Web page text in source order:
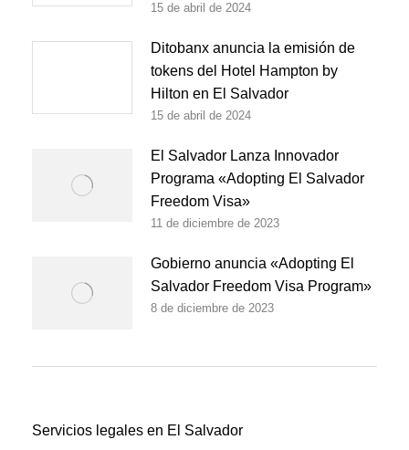
15 de abril de 2024
Ditobanx anuncia la emisión de
tokens del Hotel Hampton by
Hilton en El Salvador
15 de abril de 2024
El Salvador Lanza Innovador
Programa «Adopting El Salvador
Freedom Visa»
11 de diciembre de 2023
Gobierno anuncia «Adopting El
Salvador Freedom Visa Program»
8 de diciembre de 2023
Servicios legales en El Salvador